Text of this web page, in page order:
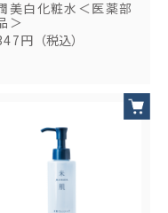
美白化粧水＜医薬部
＞
円 （税込）